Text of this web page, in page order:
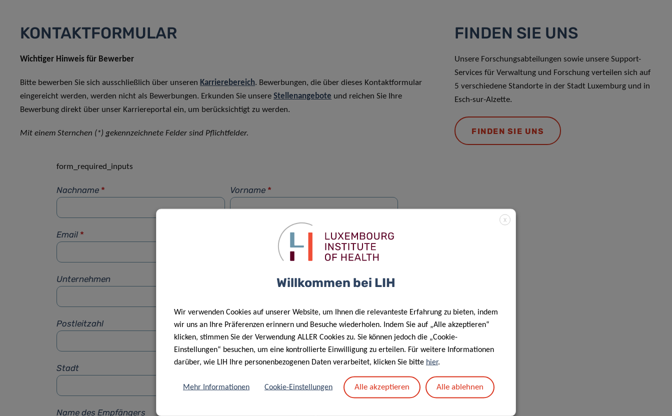
KONTAKTFORMULAR
Wichtiger Hinweis für Bewerber
Bitte bewerben Sie sich ausschließlich über unseren Karrierebereich. Bewerbungen, die über dieses Kontaktformular
eingereicht werden, werden nicht als Bewerbungen. Erkunden Sie unsere Stellenangebote und reichen Sie Ihre
Bewerbung direkt über unser Karriereportal ein, um berücksichtigt zu werden.
Mit einem Sternchen (*) gekennzeichnete Felder sind Pflichtfelder.
form_required_inputs
Nachname * Vorname *
Email *
Unternehmen
Postleitzahl Straße
Stadt
Name des Empfängers
FINDEN SIE UNS
Unsere Forschungsabteilungen sowie unsere Support-
Services für Verwaltung und Forschung verteilen sich auf
5 verschiedene Standorte in der Stadt Luxemburg und in
Esch-sur-Alzette.
FINDEN SIE UNS
X
Willkommen bei LIH
Wir verwenden Cookies auf unserer Website, um Ihnen die relevanteste Erfahrung zu bieten, indem
wir uns an Ihre Präferenzen erinnern und Besuche wiederholen. Indem Sie auf „Alle akzeptieren“
klicken, stimmen Sie der Verwendung ALLER Cookies zu. Sie können jedoch die „Cookie-
Einstellungen“ besuchen, um eine kontrollierte Einwilligung zu erteilen. Für weitere Informationen
darüber, wie LIH Ihre personenbezogenen Daten verarbeitet, klicken Sie bitte hier.
Mehr Informationen Cookie-Einstellungen Alle akzeptieren Alle ablehnen